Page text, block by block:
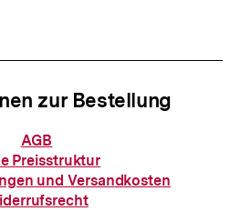
zur Bestellung
Informationen
zur
Bestellung
AGB
Preisstruktur
und Versandkosten